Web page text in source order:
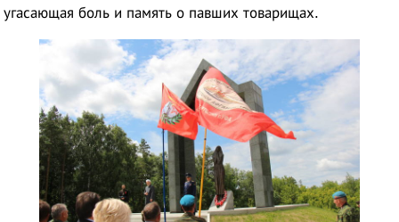
угасающая боль и память о павших товарищах.